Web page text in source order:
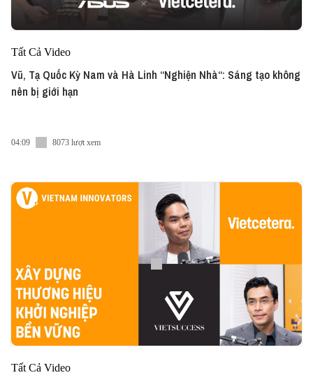
Tất Cả Video
Vũ, Tạ Quốc Kỳ Nam và Hà Linh “Nghiện Nhà“: Sáng tạo không
nên bị giới hạn
04:09 8073 lượt xem
Tất Cả Video